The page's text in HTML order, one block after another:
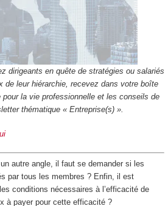
dirigeants en quête de stratégies ou salariés
de leur hiérarchie, recevez dans votre boîte
la vie professionnelle et les conseils de
thématique « Entreprise(s) ».
autre angle, il faut se demander si les
par tous les membres ? Enfin, il est
conditions nécessaires à l’efficacité de
à payer pour cette efficacité ?